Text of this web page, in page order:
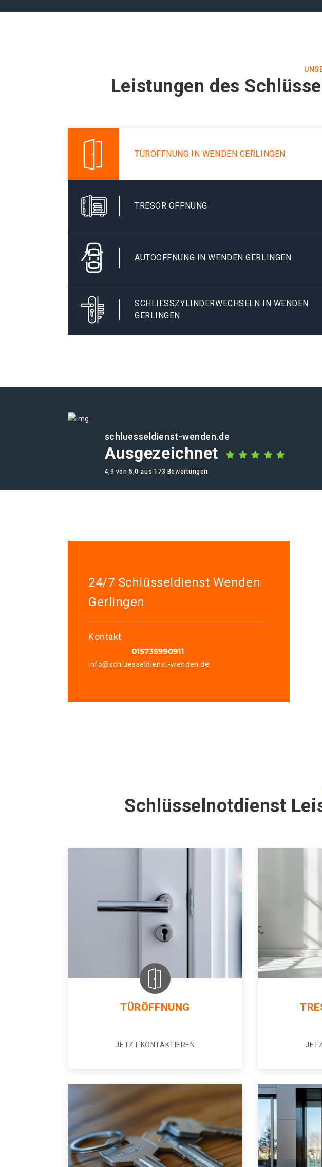
Leistungen des
TÜRÖFFNUNG IN WENDEN GERLINGEN
TRESOR ÖFFNUNG
AUTOÖFFNUNG IN WENDEN GERLINGEN
SCHLIESSZYLINDERWECHSELN IN WENDEN G
ERLINGEN
schluesseldienst-wenden.de
Ausgezeichnet
4,9 von 5,0 aus 173 Bewertungen
24/7 Schlüsseldienst Wenden
Gerlingen
Kontakt
info@schluesseldienst-wenden.de
Schlüsselnotdienst
TÜRÖFFNUNG
JETZT KONTAKTIEREN